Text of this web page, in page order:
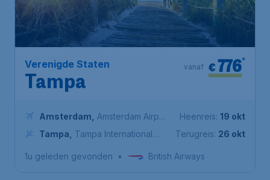
Verenigde Staten
Tampa
€776*
vanaf
Amsterdam
Amsterdam Airport
Schiphol
Tampa
Tampa International
Heenreis: 19 okt
Terugreis: 26 okt
1u geleden gevonden • British Airways